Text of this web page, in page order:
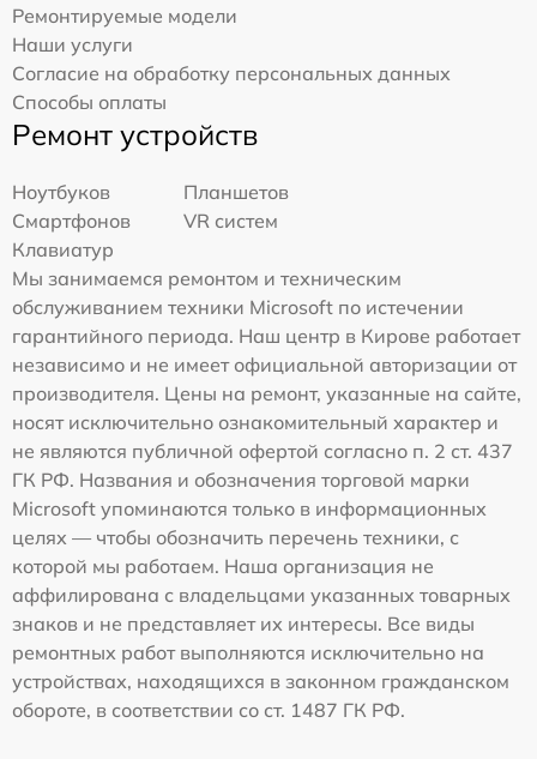
Ремонтируемые модели
Наши услуги
Согласие на обработку персональных данных
Способы оплаты
Ремонт устройств
Ноутбуков
Планшетов
Смартфонов
VR систем
Клавиатур
Мы занимаемся ремонтом и техническим
обслуживанием техники Microsoft по истечении
гарантийного периода. Наш центр в Кирове работает
независимо и не имеет официальной авторизации от
производителя. Цены на ремонт, указанные на сайте,
носят исключительно ознакомительный характер и
не являются публичной офертой согласно п. 2 ст. 437
ГК РФ. Названия и обозначения торговой марки
Microsoft упоминаются только в информационных
целях — чтобы обозначить перечень техники, с
которой мы работаем. Наша организация не
аффилирована с владельцами указанных товарных
знаков и не представляет их интересы. Все виды
ремонтных работ выполняются исключительно на
устройствах, находящихся в законном гражданском
обороте, в соответствии со ст. 1487 ГК РФ.